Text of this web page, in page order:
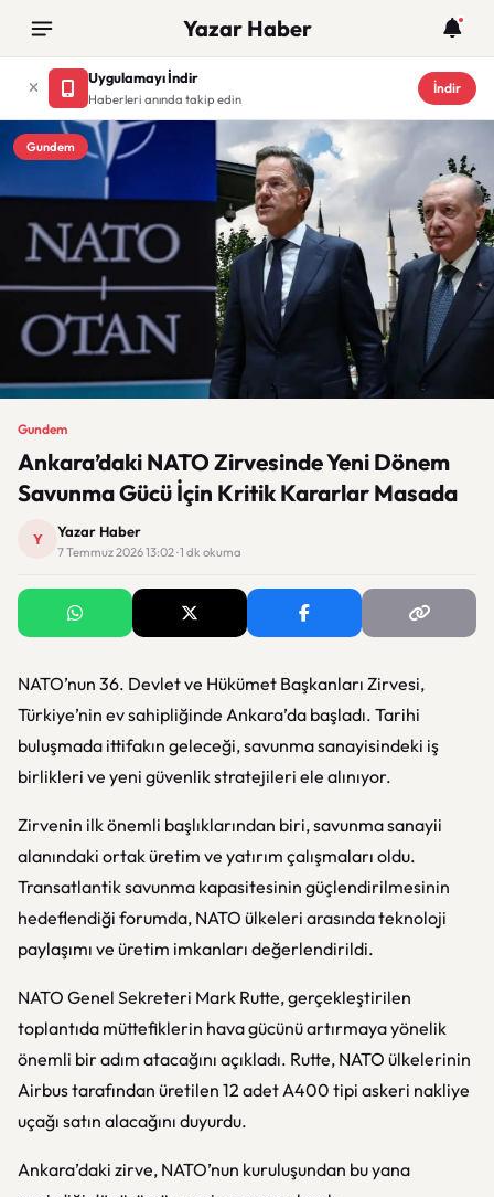
Yazar Haber
Uygulamayı İndir
Haberleri anında takip edin
İndir
Gundem
Gundem
Ankara’daki NATO Zirvesinde Yeni Dönem
Savunma Gücü İçin Kritik Kararlar Masada
Y Yazar Haber
7 Temmuz 2026 13:02 · 1 dk okuma
NATO’nun 36. Devlet ve Hükümet Başkanları Zirvesi,
Türkiye’nin ev sahipliğinde Ankara’da başladı. Tarihi
buluşmada ittifakın geleceği, savunma sanayisindeki iş
birlikleri ve yeni güvenlik stratejileri ele alınıyor.
Zirvenin ilk önemli başlıklarından biri, savunma sanayii
alanındaki ortak üretim ve yatırım çalışmaları oldu.
Transatlantik savunma kapasitesinin güçlendirilmesinin
hedeflendiği forumda, NATO ülkeleri arasında teknoloji
paylaşımı ve üretim imkanları değerlendirildi.
NATO Genel Sekreteri Mark Rutte, gerçekleştirilen
toplantıda müttefiklerin hava gücünü artırmaya yönelik
önemli bir adım atacağını açıkladı. Rutte, NATO ülkelerinin
Airbus tarafından üretilen 12 adet A400 tipi askeri nakliye
uçağı satın alacağını duyurdu.
Ankara’daki zirve, NATO’nun kuruluşundan bu yana